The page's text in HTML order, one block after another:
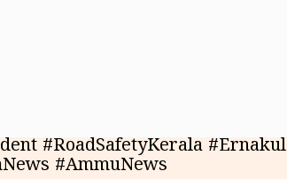
#RoadSafetyKerala
#AmmuNews